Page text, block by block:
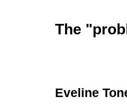
The
Eveline